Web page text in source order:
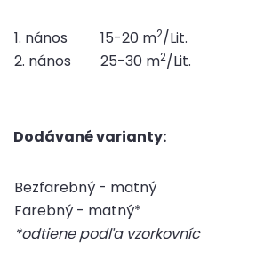
1. nános 15-20 m2/Lit.
2. nános
25-30 m2/Lit.
Dodávané varianty:
Bezfarebný - matný
Farebný - matný*
*odtiene podľa vzorkovníc